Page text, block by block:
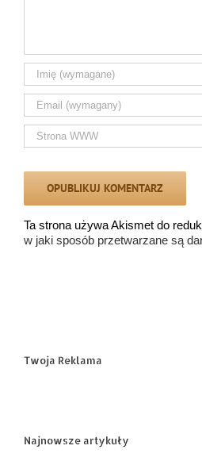
Ta strona używa Akismet do
w jaki sposób przetwarzane są
Twoja Reklama
Najnowsze artykuły